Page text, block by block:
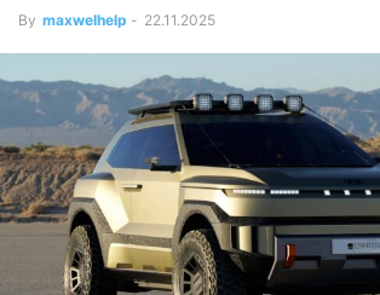
By maxwelhelp - 22.11.2025